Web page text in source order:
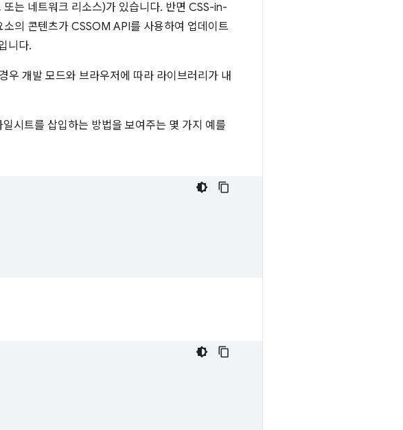
는 네트워크 리소스)가 있습니다. 반면 CSS-in-
소의 콘텐츠가 CSSOM API를 사용하여 업데이트
니다.
우 개발 모드와 브라우저에 따라 라이브러리가 내
시트를 삽입하는 방법을 보여주는 몇 가지 예를